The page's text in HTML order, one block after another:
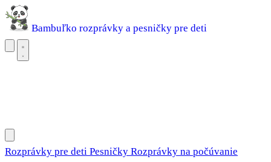
Bambuľko rozprávky a pesničky pre deti
Rozprávky pre deti Pesničky Rozprávky na počúvanie